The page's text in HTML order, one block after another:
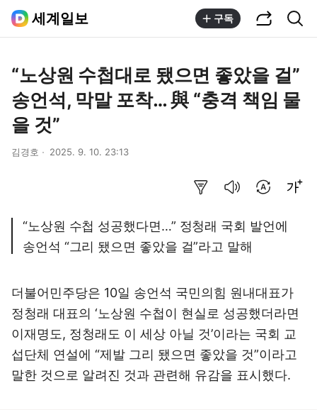
세계일보 구독
“노상원 수첩대로 됐으면 좋았을 걸”
송언석, 막말 포착… 與 “충격 책임 물
을 것”
김경호 2025. 9. 10. 23:13
“노상원 수첩 성공했다면…” 정청래 국회 발언에
송언석 “그리 됐으면 좋았을 걸”라고 말해
더불어민주당은 10일 송언석 국민의힘 원내대표가
정청래 대표의 ‘노상원 수첩이 현실로 성공했더라면
이재명도, 정청래도 이 세상 아닐 것’이라는 국회 교
섭단체 연설에 “제발 그리 됐으면 좋았을 것”이라고
말한 것으로 알려진 것과 관련해 유감을 표시했다.